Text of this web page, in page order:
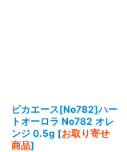
ピカエース[No782]ハー
トオーロラ No782 オレ
ンジ 0.5g [お取り寄せ
商品]